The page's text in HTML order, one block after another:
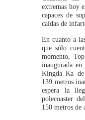
extremas hoy
capaces de
caídas de
En cuanto a
que sólo
momento,
inaugurada
Kingda Ka
139 metros
espera la
polecoaster
150 metros de